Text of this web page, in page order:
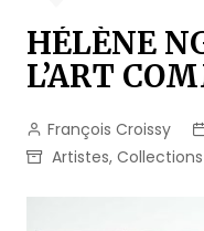
HÉLÈNE
L’ART
François Croissy
Artistes,